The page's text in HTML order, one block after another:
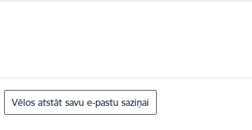
Vēlos atstāt savu e-pastu saziņai